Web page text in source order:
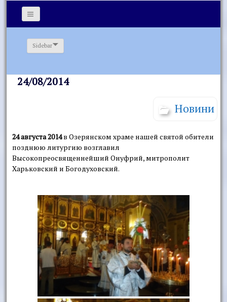
Sidebar
24/08/2014
Новини
24 августа 2014в Озерянском храме нашей святой обители
позднюю литургию возглавил
Высокопреосвященнейший Онуфрий, митрополит
Харьковский и Богодуховский.